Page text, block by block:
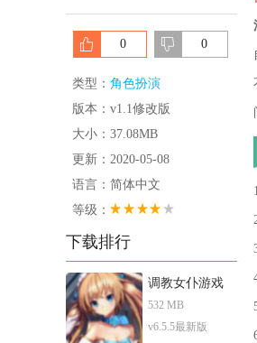
0 0
类型： 角色扮演
版本：v1.1修改版
大小：37.08MB
更新：2020-05-08
语言：简体中文
等级：
下载排行
调教女仆游戏
532 MB
v6.5.5最新版